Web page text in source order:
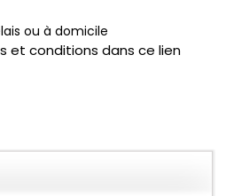
ou à domicile
et conditions dans ce lien